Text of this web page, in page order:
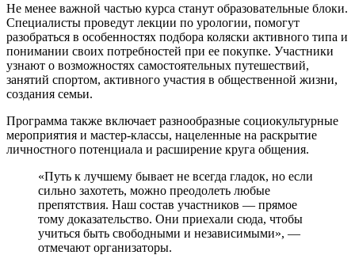
Не менее важной частью курса станут образовательные блоки.
Специалисты проведут лекции по урологии, помогут
разобраться в особенностях подбора коляски активного типа и
понимании своих потребностей при ее покупке. Участники
узнают о возможностях самостоятельных путешествий,
занятий спортом, активного участия в общественной жизни,
создания семьи.
Программа также включает разнообразные социокультурные
мероприятия и мастер-классы, нацеленные на раскрытие
личностного потенциала и расширение круга общения.
«Путь к лучшему бывает не всегда гладок, но если
сильно захотеть, можно преодолеть любые
препятствия. Наш состав участников — прямое
тому доказательство. Они приехали сюда, чтобы
учиться быть свободными и независимыми», —
отмечают организаторы.